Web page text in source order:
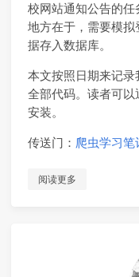
校网站通知公告的
地方在于，需要模
据存入数据库。
本文按照日期来记
全部代码。读者可
安装。
传送门： 爬虫学习笔
阅读更多